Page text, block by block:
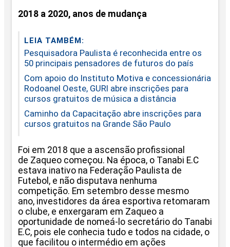
2018 a 2020, anos de mudança
LEIA TAMBÉM:
Pesquisadora Paulista é reconhecida entre os
50 principais pensadores de futuros do país
Com apoio do Instituto Motiva e concessionária
Rodoanel Oeste, GURI abre inscrições para
cursos gratuitos de música a distância
Caminho da Capacitação abre inscrições para
cursos gratuitos na Grande São Paulo
Foi em 2018 que a ascensão profissional
de Zaqueo começou. Na época, o Tanabi E.C
estava inativo na Federação Paulista de
Futebol, e não disputava nenhuma
competição. Em setembro desse mesmo
ano, investidores da área esportiva retomaram
o clube, e enxergaram em Zaqueo a
oportunidade de nomeá-lo secretário do Tanabi
E.C, pois ele conhecia tudo e todos na cidade, o
que facilitou o intermédio em ações